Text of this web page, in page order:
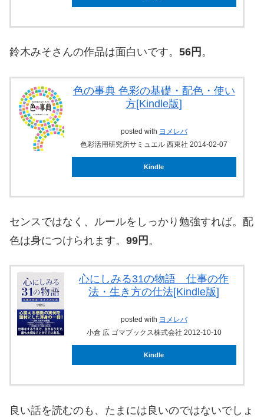
鈴木みそさんの作品は面白いです。 56円 。
色の事典 色彩の基礎・配色・使い
方[Kindle版]
posted with ヨメレバ
色彩活用研究所サミュエル 西東社 2014-02-07
Kindle
センスではなく、ルールをしっかり勉強すれば。配
色は身につけられます。 99円 。
心にしみる31の物語 仕事の作
法・生き方の仕法[Kindle版]
posted with ヨメレバ
小倉 広 ゴマブックス株式会社 2012-10-10
Kindle
良い話を読むのも、たまには良いのではないでしょ